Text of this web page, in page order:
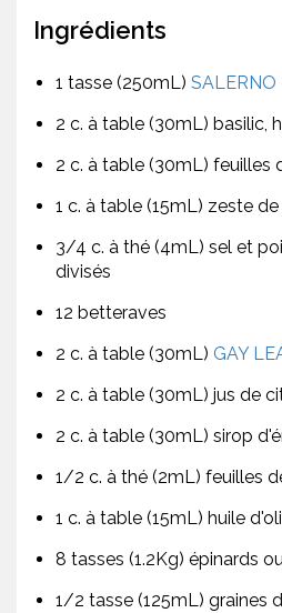
Ingrédients
1 tasse (250mL)
2 c. à table (30mL) basilic,
2 c. à table (30mL) feuilles
1 c. à table (15mL) zeste
3/4 c. à thé (4mL) sel et
divisés
12 betteraves
2 c. à table (30mL) GAY
2 c. à table (30mL) jus de
2 c. à table (30mL) sirop
1/2 c. à thé (2mL) feuilles
1 c. à table (15mL) huile
8 tasses (1.2Kg) épinards
1/2 tasse (125mL) graines